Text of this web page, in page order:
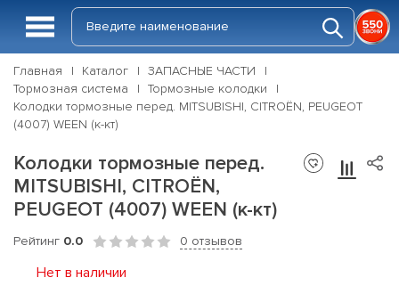
Главная Каталог
ЗАПАСНЫЕ ЧАСТИ
Тормозная система
Тормозные колодки
Колодки тормозные перед. MITSUBISHI, CITROËN, PEUGEOT
(4007) WEEN (к-кт)
Колодки тормозные перед.
MITSUBISHI, CITROËN,
PEUGEOT (4007) WEEN (к-кт)
Рейтинг 0.0 0 отзывов
Нет в наличии